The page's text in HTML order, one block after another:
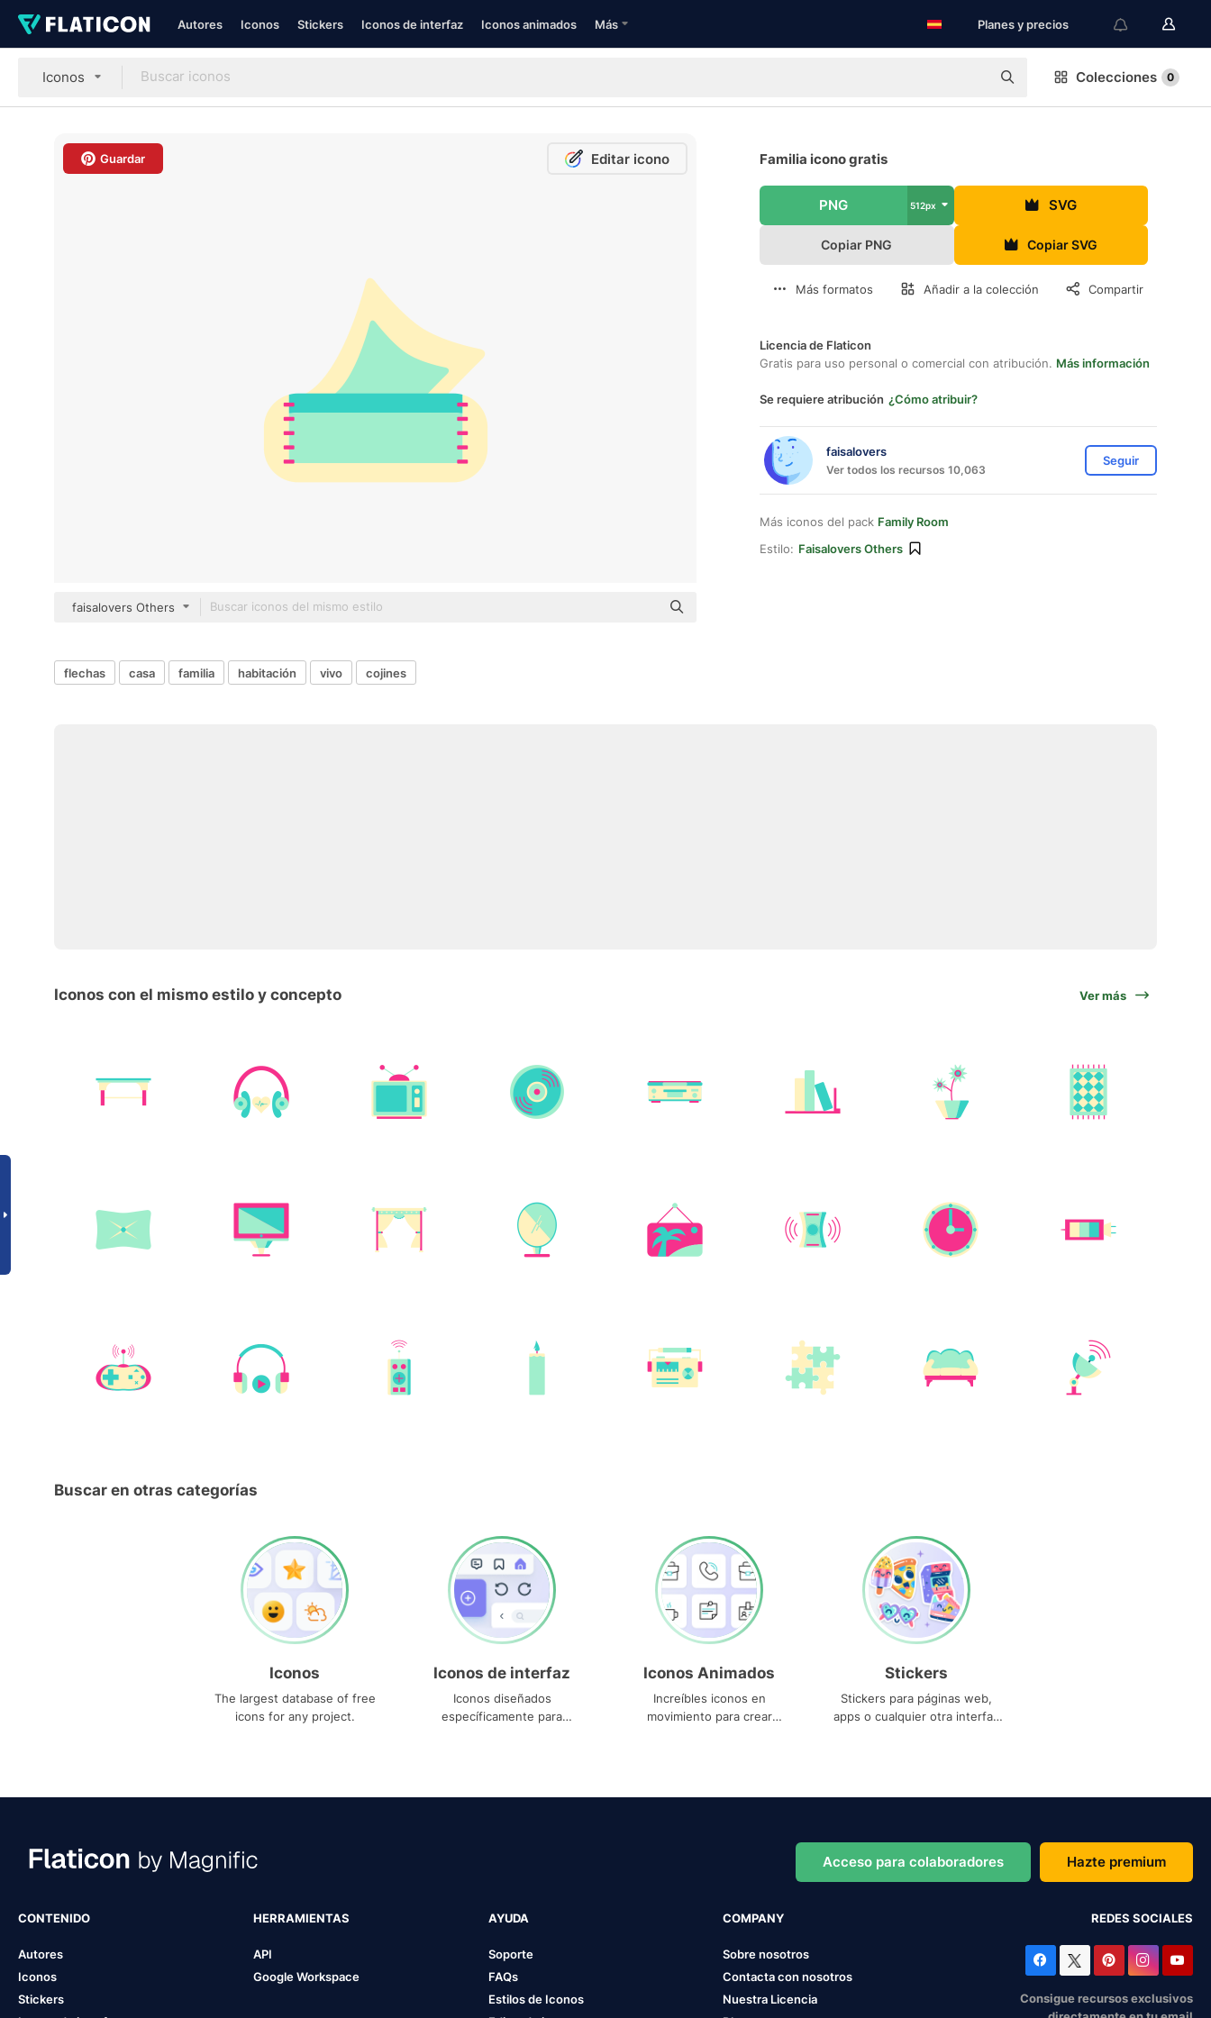
Autores Iconos Stickers Iconos de interfaz Iconos animados Más Planes y precios
Iconos Colecciones 0
Guardar Editar icono
faisalovers Others
Familia icono gratis
PNG 512px SVG
Copiar PNG Copiar SVG
Más formatos Añadir a la colección Compartir
Licencia de Flaticon
Gratis para uso personal o comercial con atribución. Más información
Se requiere atribución ¿Cómo atribuir?
faisalovers
Ver todos los recursos 10,063
Seguir
Más iconos del pack Family Room
Estilo: Faisalovers Others
flechas casa familia habitación vivo cojines
Iconos con el mismo estilo y concepto Ver más
Buscar en otras categorías
Iconos
The largest database of free
icons for any project.
Iconos de interfaz
Iconos diseñados
específicamente para
Iconos Animados
Increíbles iconos en
movimiento para crear
Stickers
Stickers para páginas web,
apps o cualquier otra interfaz
Acceso para colaboradores Hazte premium
CONTENIDO
Autores
Iconos
Stickers
HERRAMIENTAS
API
Google Workspace
AYUDA
Soporte
FAQs
Estilos de Iconos
COMPANY
Sobre nosotros
Contacta con nosotros
Nuestra Licencia
REDES SOCIALES
Consigue recursos exclusivos